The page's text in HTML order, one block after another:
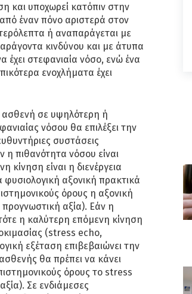
και υποχωρεί κατόπιν στην
έναν πόνο αριστερά στον
ή αναπαράγεται με
κινδύνου και με άτυπα
έχει στεφανιαία νόσο, ενώ ένα
ενοχλήματα έχει
ασθενή σε υψηλότερη ή
νόσου θα επιλέξει την
συστάσεις
πιθανότητα νόσου είναι
κίνηση είναι η διενέργεια
αξονική πρακτικά
όρους η αξονική
αξία). Εάν η
η καλύτερη επόμενη κίνηση
(stress echo,
εξέταση επιβεβαιώνει την
θα πρέπει να κάνει
όρους το stress
Σε ενδιάμεσες